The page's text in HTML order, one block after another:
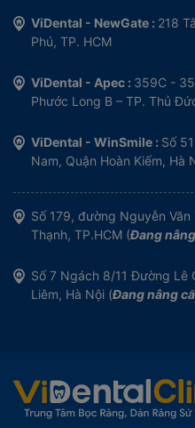
ViDental - NewGate : 218
Phú, TP. HCM
ViDental - Apec : 359C -
Phước Long B – TP. Thủ
ViDental - WinSmile : Số
Nam, Quận Hoàn Kiếm, Hà
Số 179, đường Nguyễn
Thạnh, TP.HCM (Đang
Số 7 Ngách 8/11 Đường Lê
Liêm, Hà Nội (Đang nâng